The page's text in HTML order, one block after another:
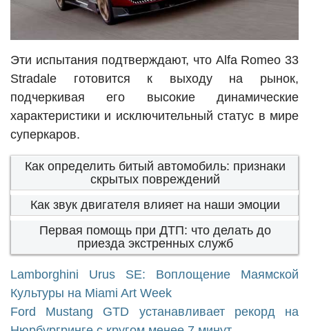
Эти испытания подтверждают, что Alfa Romeo 33
Stradale готовится к выходу на рынок,
подчеркивая его высокие динамические
характеристики и исключительный статус в мире
суперкаров.
Как определить битый автомобиль: признаки
скрытых повреждений
Как звук двигателя влияет на наши эмоции
Первая помощь при ДТП: что делать до
приезда экстренных служб
Lamborghini Urus SE: Воплощение Маямской
Культуры на Miami Art Week
Ford Mustang GTD устанавливает рекорд на